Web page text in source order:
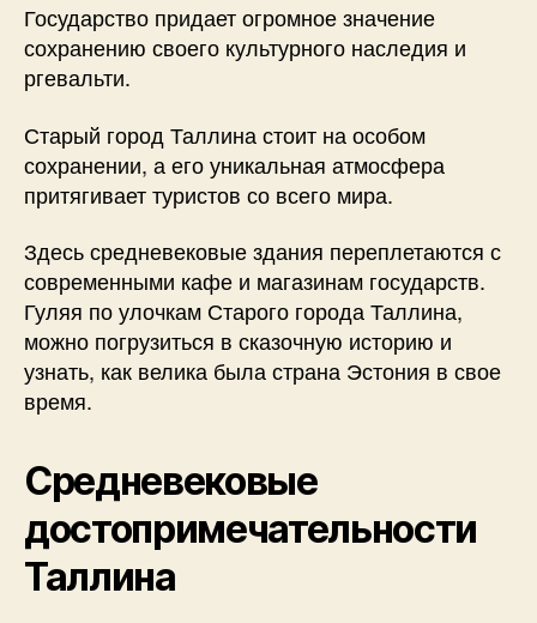
Государство придает огромное значение
сохранению своего культурного наследия и
ргевальти.
Старый город Таллина стоит на особом
сохранении, а его уникальная атмосфера
притягивает туристов со всего мира.
Здесь средневековые здания переплетаются с
современными кафе и магазинам государств.
Гуляя по улочкам Старого города Таллина,
можно погрузиться в сказочную историю и
узнать, как велика была страна Эстония в свое
время.
Средневековые
достопримечательности
Таллина